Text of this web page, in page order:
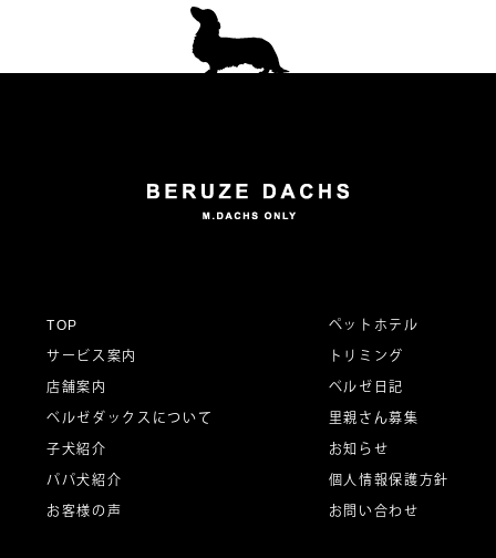
TOP
サービス案内
店舗案内
ベルゼダックスについて
子犬紹介
パパ犬紹介
お客様の声
ペットホテル
トリミング
ベルゼ日記
里親さん募集
お知らせ
個人情報保護方針
お問い合わせ